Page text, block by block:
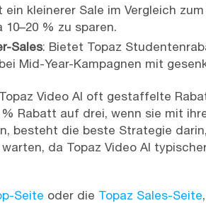
ein kleinerer Sale im Vergleich
10–20 % zu sparen.
Sales: Bietet Topaz
Mid-Year-Kampagnen mit
Video AI oft gestaffelte
Rabatt auf drei, wenn sie mit
besteht die beste Strategie
da Topaz Video AI
Seite oder die Topaz Sales-Seite